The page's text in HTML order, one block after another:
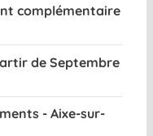
complémentaire
de Septembre
- Aixe-sur-